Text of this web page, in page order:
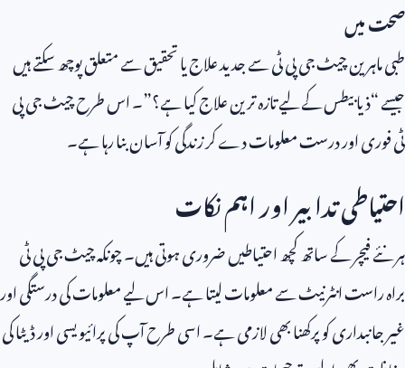
صحت میں
طبی ماہرین چیٹ جی پی ٹی سے جدید علاج یا تحقیق سے متعلق پوچھ سکتے ہیں
جیسے “ذیابیطس کے لیے تازہ ترین علاج کیا ہے؟”۔ اس طرح چیٹ جی پی
ٹی فوری اور درست معلومات دے کر زندگی کو آسان بنا رہا ہے۔
احتیاطی تدابیر اور اہم نکات
ہر نئے فیچر کے ساتھ کچھ احتیاطیں ضروری ہوتی ہیں۔ چونکہ چیٹ جی پی ٹی
براہ راست انٹرنیٹ سے معلومات لیتا ہے۔ اس لیے معلومات کی درستگی اور
غیر جانبداری کو پرکھنا بھی لازمی ہے۔ اسی طرح آپ کی پرائیویسی اور ڈیٹا کی